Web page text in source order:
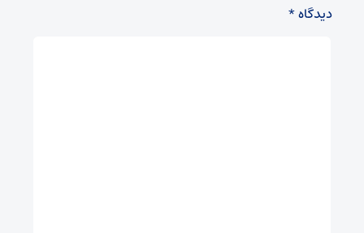
دیدگاه*